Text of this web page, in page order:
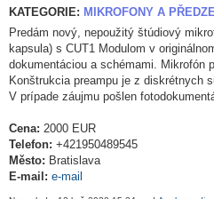
KATEGORIE: MIKROFONY A
Predám nový, nepoužitý štúdiový
kapsula) s CUT1 Modulom v
dokumentáciou a schémami. Mikrofón
Konštrukcia preampu je z diskrétnych
V prípade záujmu pošlen
Cena: 2000 EUR
Telefon: +421950489545
Město: Bratislava
E-mail: e-mail